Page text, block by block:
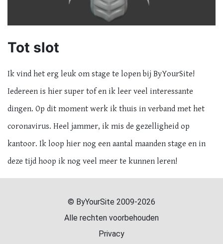
Tot slot
Ik vind het erg leuk om stage te lopen bij ByYourSite!
Iedereen is hier super tof en ik leer veel interessante
dingen. Op dit moment werk ik thuis in verband met het
coronavirus. Heel jammer, ik mis de gezelligheid op
kantoor. Ik loop hier nog een aantal maanden stage en in
deze tijd hoop ik nog veel meer te kunnen leren!
© ByYourSite 2009-2026
Alle rechten voorbehouden
Privacy